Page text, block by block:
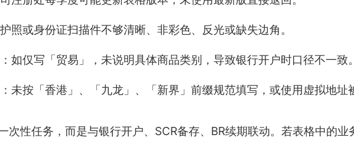
照或身份证扫描件不够清晰、非彩色、反光或缺失边角。
如仅写「贸易」，未说明具体商品类别，导致银行开户时口径不一致。
未按「香港」、「九龙」、「新界」前缀规范填写，或使用虚拟地址
次性任务，而是与银行开户、SCR备存、BR续期联动。若表格中的业